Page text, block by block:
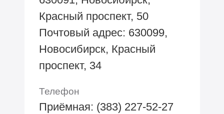
Красный проспект, 50
Почтовый адрес: 630099,
Новосибирск, Красный
проспект, 34
Телефон
Приёмная: (383) 227-52-27